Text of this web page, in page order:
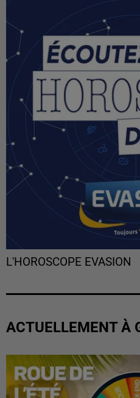
L'HOROSCOPE EVASION
ACTUELLEMENT À